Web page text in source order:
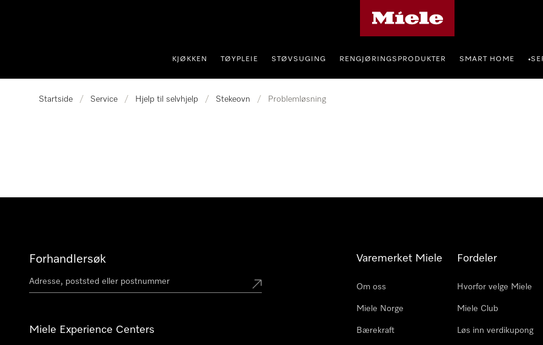
KJØKKEN TØYPLEIE STØVSUGING RENGJØRINGSPRODUKTER SMART HOME •
Startside / Service / Hjelp til selvhjelp / Stekeovn / Problemløsning
Forhandlersøk
Miele Experience Centers
Varemerket Miele
Om oss
Miele Norge
Bærekraft
Fordeler
Hvorfor velge Miele
Miele Club
Løs inn verdikupong